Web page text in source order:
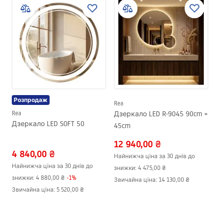
Розпродаж
Rea
Дзеркало LED SOFT 50
4 840,00 ₴
Найнижча ціна за 30 днів до
знижки: 4 880,00 ₴ -1%
Звичайна ціна: 5 520,00 ₴
Rea
Дзеркало LED R-9045 90cm +
45cm
12 940,00 ₴
Найнижча ціна за 30 днів до
знижки: 4 475,00 ₴
Звичайна ціна: 14 130,00 ₴